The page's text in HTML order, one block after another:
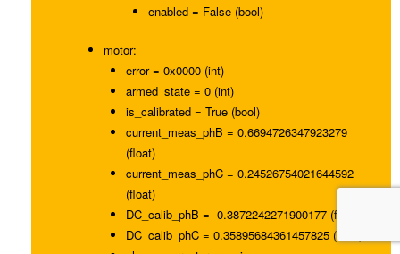
enabled = False (bool)
motor:
error = 0x0000 (int)
armed_state = 0 (int)
is_calibrated = True (bool)
current_meas_phB = 0.6694726347923279
(float)
current_meas_phC = 0.24526754021644592
(float)
DC_calib_phB = -0.3872242271900177 (float)
DC_calib_phC = 0.35895684361457825 (float)